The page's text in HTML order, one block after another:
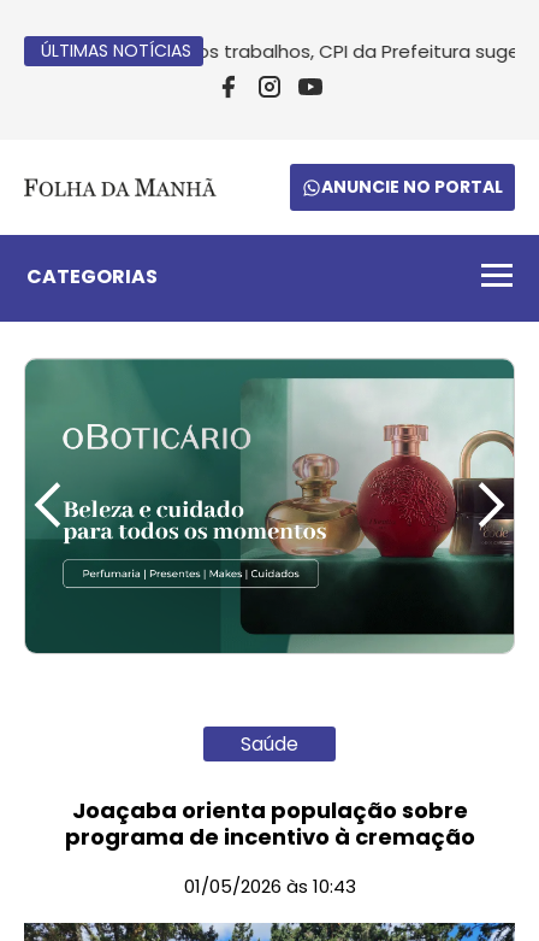
ÚLTIMAS NOTÍCIAS
conclusão dos trabalhos, CPI da Prefeitura sugere
ANUNCIE NO PORTAL
CATEGORIAS
Saúde
Joaçaba orienta população sobre
programa de incentivo à cremação
01/05/2026 às 10:43